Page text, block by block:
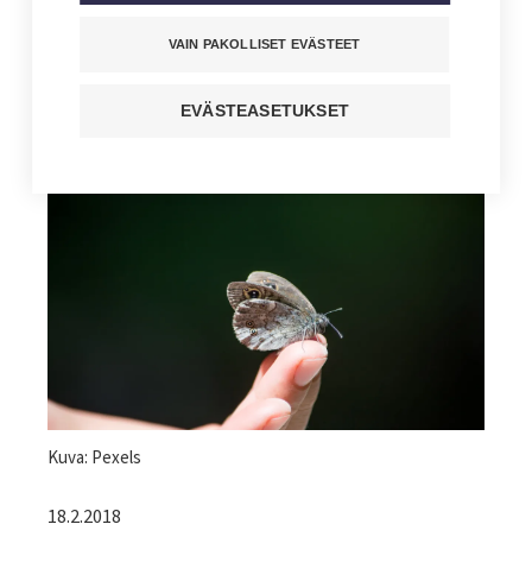
sairailta ihmisiltä voi oppia
Kuvateksti
Kuva: Pexels
18.2.2018
VAIN PAKOLLISET EVÄSTEET
EVÄSTEASETUKSET